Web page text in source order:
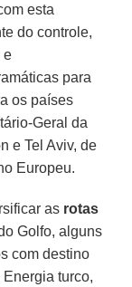
esta
do controle,
e
para
os países
Geral da
e Tel Aviv, de
Europeu.
as rotas
Golfo, alguns
com destino
turco,